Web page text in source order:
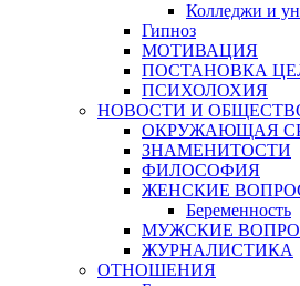
Колледжи и
Гипноз
МОТИВАЦИЯ
ПОСТАНОВКА
ПСИХОЛОХИЯ
НОВОСТИ И
ОКРУЖАЮЩАЯ
ЗНАМЕНИТОСТИ
ФИЛОСОФИЯ
ЖЕНСКИЕ
Беременность
МУЖСКИЕ
ЖУРНАЛИСТИКА
ОТНОШЕНИЯ